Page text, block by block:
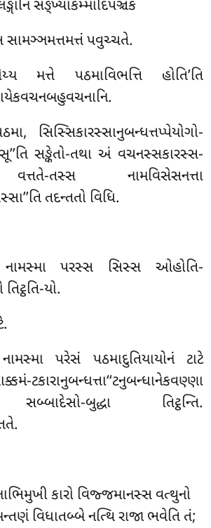
સઙ્ખ્યાકમ્માદિપઞ્ચકં
સામઞ્ઞમત્તમત્તં પવુચ્ચતે.
મત્તે પઠમાવિભત્તિ હોતિ’તિ
સિસ્સિકારસ્સાનુબન્ધત્તપ્પેયોગો-
સઙ્કેતો-તથા અં વચનસ્સકારસ્સ-
તસ્સ નામવિસેસનત્તા
તદન્તતો વિધિ.
નામસ્મા પરસ્સ સિસ્સ ઓહોતિ-
યો.
પરેસં પઠમાદુતિયાયોનં ટાટે
સબ્બાદેસો-બુદ્ધા તિટ્ઠન્તિ.
કારો વિજ્જમાનસ્સ વત્થુનો
વિધાતબ્બે નત્થિ રાજા ભવેતિ તં;